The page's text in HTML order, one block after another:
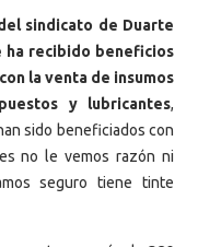
sindicato de Duarte
ha recibido beneficios
la venta de insumos
y lubricantes,
sido beneficiados con
no le vemos razón ni
seguro tiene tinte